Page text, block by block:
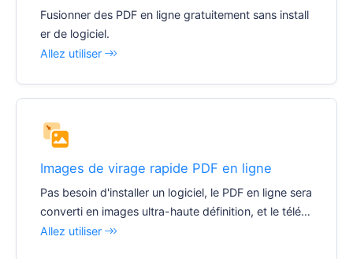
Fusionner des PDF en ligne gratuitement sans install
er de logiciel.
Allez utiliser
Images de virage rapide PDF en ligne
Pas besoin d'installer un logiciel, le PDF en ligne sera
converti en images ultra-haute définition, et le téléc
hargement se fera en une seule fois !
Allez utiliser